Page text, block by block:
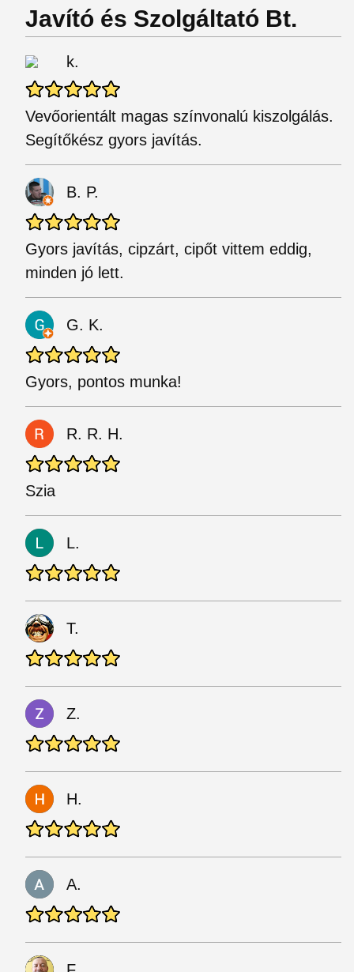
Javító és Szolgáltató Bt.
k.
Vevőorientált magas színvonalú kiszolgálás.
Segítőkész gyors javítás.
B. P.
Gyors javítás, cipzárt, cipőt vittem eddig,
minden jó lett.
G. K.
Gyors, pontos munka!
R. R. H.
Szia
L.
T.
Z.
H.
A.